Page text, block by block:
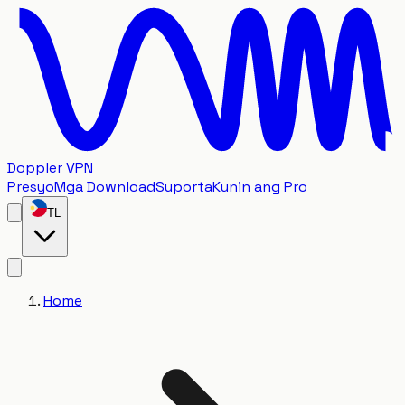
Doppler VPN
PresyoMga DownloadSuportaKunin ang Pro
TL
Home